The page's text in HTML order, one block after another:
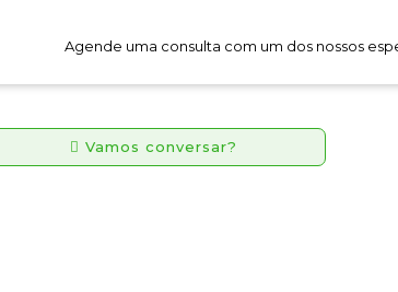
Agende uma consulta com um dos nossos
Vamos conversar?